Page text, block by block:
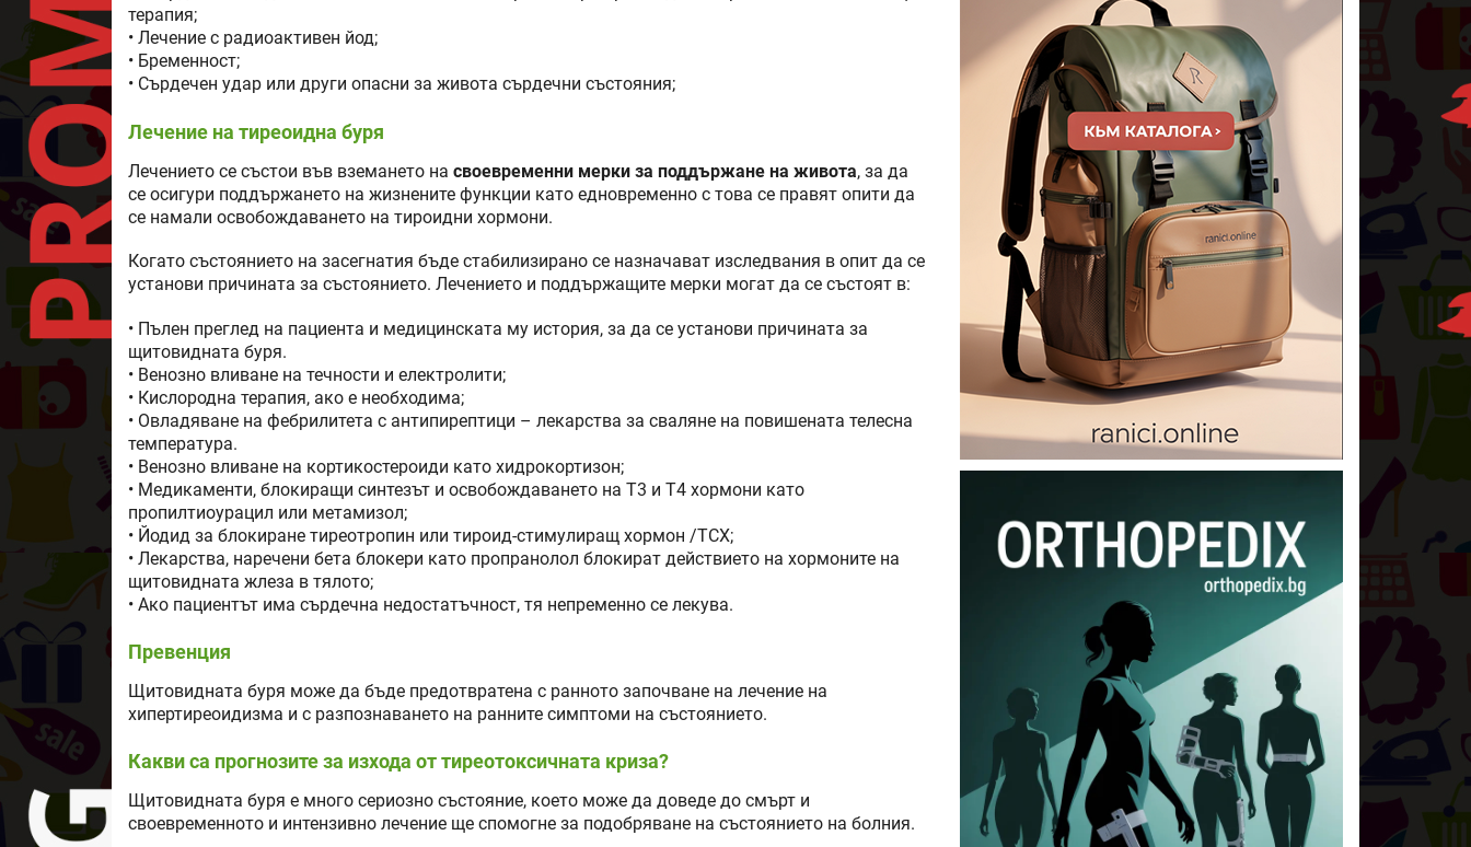
терапия;
• Лечение с радиоактивен йод;
• Бременност;
• Сърдечен удар или други опасни за живота сърдечни състояния;
Лечение на тиреоидна буря
Лечението се състои във вземането на своевременни мерки за поддържане на живота, за да
се осигури поддържането на жизнените функции като едновременно с това се правят опити да
се намали освобождаването на тироидни хормони.
Когато състоянието на засегнатия бъде стабилизирано се назначават изследвания в опит да се
установи причината за състоянието. Лечението и поддържащите мерки могат да се състоят в:
• Пълен преглед на пациента и медицинската му история, за да се установи причината за
щитовидната буря.
• Венозно вливане на течности и електролити;
• Кислородна терапия, ако е необходима;
• Овладяване на фебрилитета с антипирептици – лекарства за сваляне на повишената телесна
температура.
• Венозно вливане на кортикостероиди като хидрокортизон;
• Медикаменти, блокиращи синтезът и освобождаването на Т3 и Т4 хормони като
пропилтиоурацил или метамизол;
• Йодид за блокиране тиреотропин или тироид-стимулиращ хормон /ТСХ;
• Лекарства, наречени бета блокери като пропранолол блокират действието на хормоните на
щитовидната жлеза в тялото;
• Ако пациентът има сърдечна недостатъчност, тя непременно се лекува.
Превенция
Щитовидната буря може да бъде предотвратена с ранното започване на лечение на
хипертиреоидизма и с разпознаването на ранните симптоми на състоянието.
Какви са прогнозите за изхода от тиреотоксичната криза?
Щитовидната буря е много сериозно състояние, което може да доведе до смърт и
своевременното и интензивно лечение ще спомогне за подобряване на състоянието на болния.